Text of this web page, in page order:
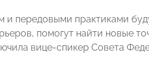
передовыми практиками
помогут найти новые
вице-спикер Совета